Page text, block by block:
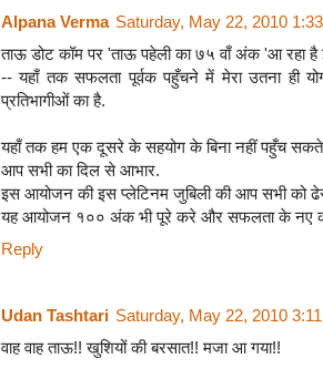
Alpana Verma Saturday, May 22, 2010
ताऊ डोट कॉम पर 'ताऊ पहेली का ७५ वाँ अंक 'आ रहा है
-- यहाँ तक सफलता पूर्वक पहुँचने में मेरा उतना ही
प्रतिभागीओं का है.
यहाँ तक हम एक दूसरे के सहयोग के बिना नहीं पहुँच
आप सभी का दिल से आभार.
इस आयोजन की इस प्लेटिनम जुबिली की आप सभी को ढेर
यह आयोजन १०० अंक भी पूरे करे और सफलता के नए
Reply
Udan Tashtari Saturday, May 22, 2010
वाह वाह ताऊ!! खुशियों की बरसात!! मजा आ गया!!